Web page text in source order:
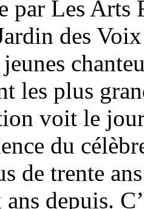
par Les
des
les plus
voit le
du
de trente
depuis.